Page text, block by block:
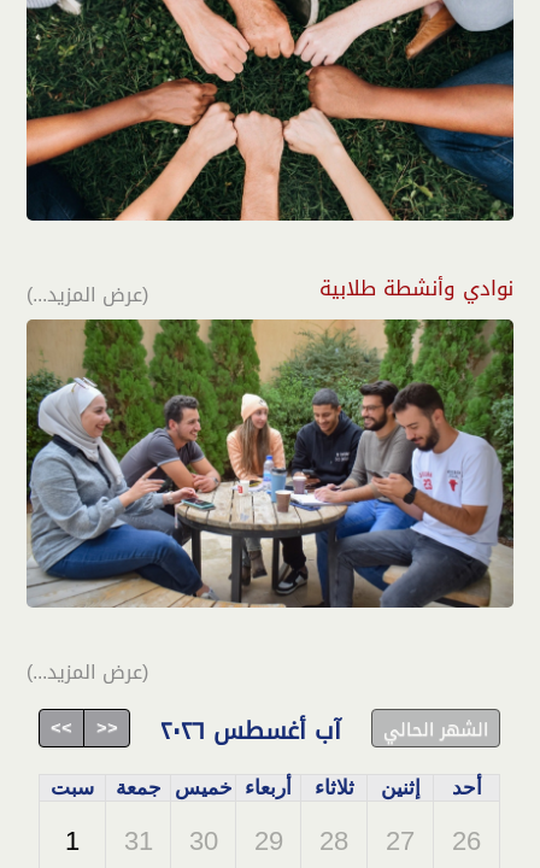
نوادي وأنشطة طلابية (عرض المزيد...)
(عرض المزيد...)